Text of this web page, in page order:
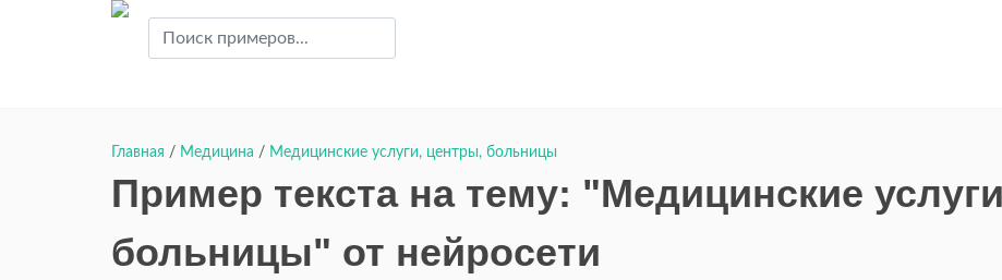
Главная / Медицина / Медицинские услуги, центры, больницы
Пример текста на тему: "Медицинские
больницы" от нейросети